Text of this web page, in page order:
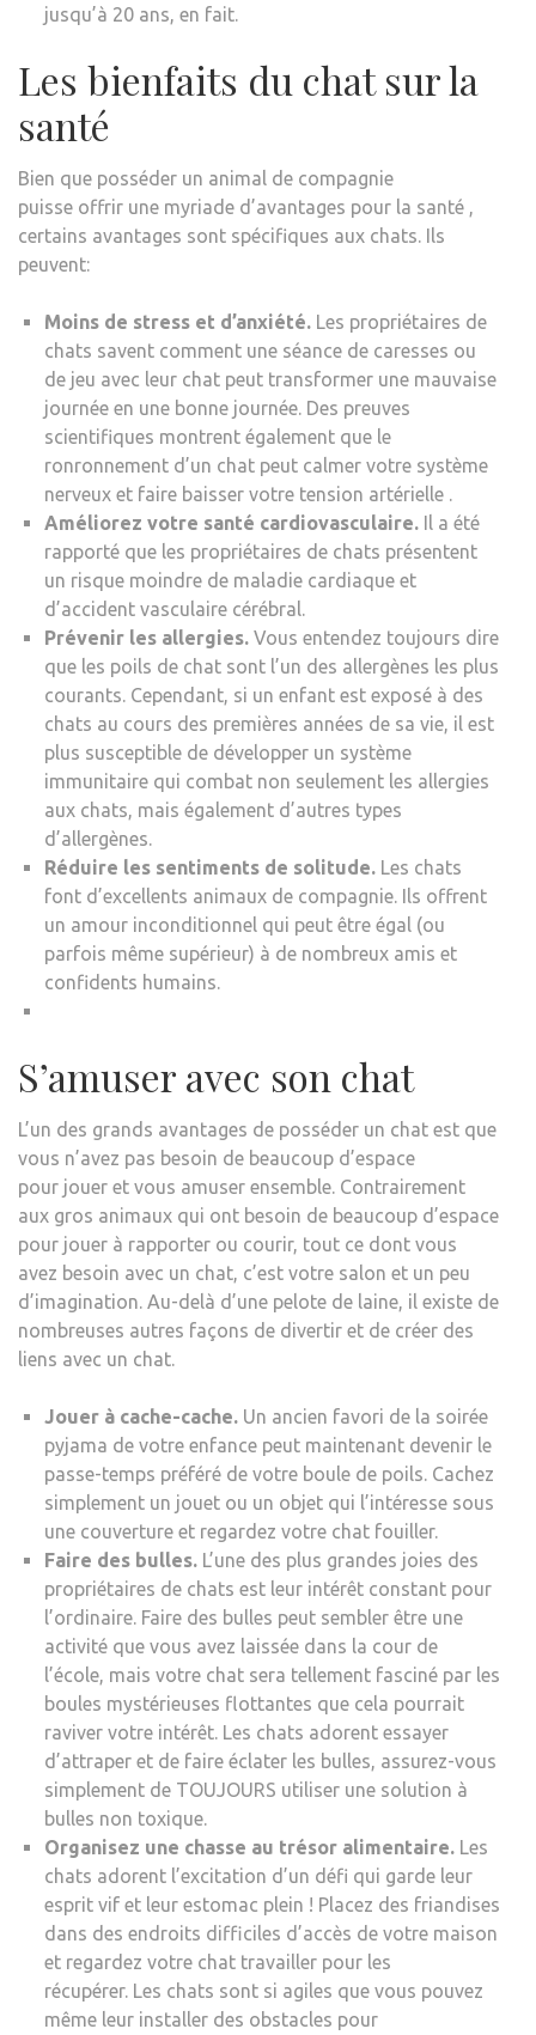
jusqu’à 20 ans, en fait.
Les bienfaits du chat sur la
santé
Bien que posséder un animal de compagnie
puisse offrir une myriade d’avantages pour la santé ,
certains avantages sont spécifiques aux chats. Ils
peuvent:
Moins de stress et d’anxiété. Les propriétaires de
chats savent comment une séance de caresses ou
de jeu avec leur chat peut transformer une mauvaise
journée en une bonne journée. Des preuves
scientifiques montrent également que le
ronronnement d’un chat peut calmer votre système
nerveux et faire baisser votre tension artérielle .
Améliorez votre santé cardiovasculaire. Il a été
rapporté que les propriétaires de chats présentent
un risque moindre de maladie cardiaque et
d’accident vasculaire cérébral.
Prévenir les allergies. Vous entendez toujours dire
que les poils de chat sont l’un des allergènes les plus
courants. Cependant, si un enfant est exposé à des
chats au cours des premières années de sa vie, il est
plus susceptible de développer un système
immunitaire qui combat non seulement les allergies
aux chats, mais également d’autres types
d’allergènes.
Réduire les sentiments de solitude. Les chats
font d’excellents animaux de compagnie. Ils offrent
un amour inconditionnel qui peut être égal (ou
parfois même supérieur) à de nombreux amis et
confidents humains.
S’amuser avec son chat
L’un des grands avantages de posséder un chat est que
vous n’avez pas besoin de beaucoup d’espace
pour jouer et vous amuser ensemble. Contrairement
aux gros animaux qui ont besoin de beaucoup d’espace
pour jouer à rapporter ou courir, tout ce dont vous
avez besoin avec un chat, c’est votre salon et un peu
d’imagination. Au-delà d’une pelote de laine, il existe de
nombreuses autres façons de divertir et de créer des
liens avec un chat.
Jouer à cache-cache. Un ancien favori de la soirée
pyjama de votre enfance peut maintenant devenir le
passe-temps préféré de votre boule de poils. Cachez
simplement un jouet ou un objet qui l’intéresse sous
une couverture et regardez votre chat fouiller.
Faire des bulles. L’une des plus grandes joies des
propriétaires de chats est leur intérêt constant pour
l’ordinaire. Faire des bulles peut sembler être une
activité que vous avez laissée dans la cour de
l’école, mais votre chat sera tellement fasciné par les
boules mystérieuses flottantes que cela pourrait
raviver votre intérêt. Les chats adorent essayer
d’attraper et de faire éclater les bulles, assurez-vous
simplement de TOUJOURS utiliser une solution à
bulles non toxique.
Organisez une chasse au trésor alimentaire. Les
chats adorent l’excitation d’un défi qui garde leur
esprit vif et leur estomac plein ! Placez des friandises
dans des endroits difficiles d’accès de votre maison
et regardez votre chat travailler pour les
récupérer. Les chats sont si agiles que vous pouvez
même leur installer des obstacles pour